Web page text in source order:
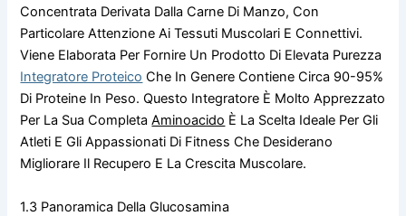
Concentrata Derivata Dalla Carne Di Manzo, Con
Particolare Attenzione Ai Tessuti Muscolari E Connettivi.
Viene Elaborata Per Fornire Un Prodotto Di Elevata Purezza
Integratore Proteico Che In Genere Contiene Circa 90-95%
Di Proteine In Peso. Questo Integratore È Molto Apprezzato
Per La Sua CompletaAminoacido È La Scelta Ideale Per Gli
Atleti E Gli Appassionati Di Fitness Che Desiderano
Migliorare Il Recupero E La Crescita Muscolare.
1.3 Panoramica Della Glucosamina